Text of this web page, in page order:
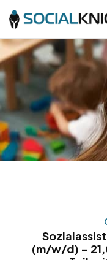
(m/w/d) –